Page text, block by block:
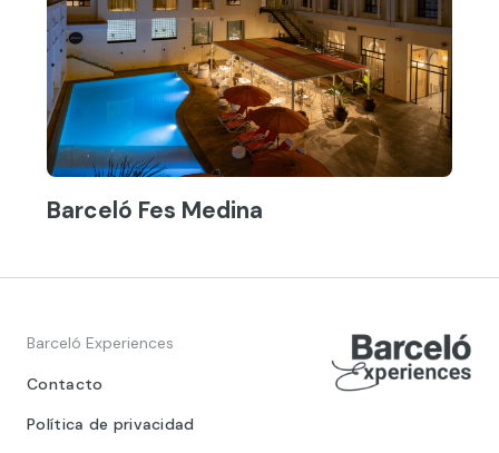
Barceló Fes Medina
Barceló Experiences
Contacto
Política de privacidad